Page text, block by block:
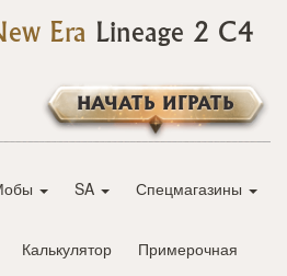
Era Lineage 2 C4
НАЧАТЬ ИГРАТЬ
SA Спецмагазины
Калькулятор Примерочная